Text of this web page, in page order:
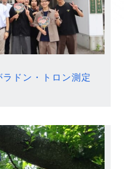
ドン・トロン測定